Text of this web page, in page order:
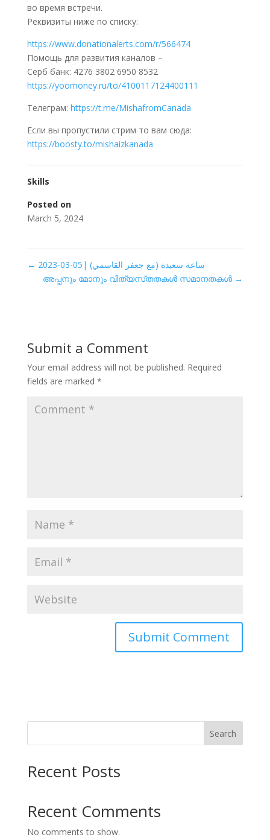
во время встречи.
Реквизиты ниже по списку:
https://www.donationalerts.com/r/566474
Помощь для развития каналов –
Серб банк: 4276 3802 6950 8532
https://yoomoney.ru/to/4100117124400111
Телеграм: https://t.me/MishafromCanada
Если вы пропустили стрим то вам сюда:
https://boosty.to/mishaizkanada
Skills
Posted on
March 5, 2024
←
ساعة سعيدة (مع جعفر القاسمي) |05-03-2023
അപ്പനും മോനും വിത്യസ്‌തതകൾ സമാനതകൾ →
Submit a Comment
Your email address will not be published. Required
fields are marked *
Search
Recent Posts
Recent Comments
No comments to show.